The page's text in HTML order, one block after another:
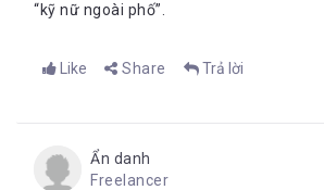
“kỹ nữ ngoài phố”.
Like Share Trả lời
Ẩn danh
Freelancer